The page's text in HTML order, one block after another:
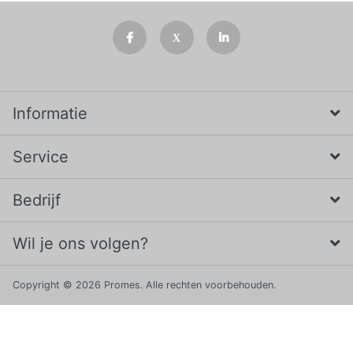
Informatie
Service
Bedrijf
Wil je ons volgen?
Copyright © 2026 Promes. Alle rechten voorbehouden.